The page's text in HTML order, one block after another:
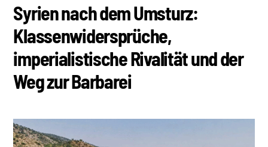
Syrien nach dem Umsturz:
Klassenwidersprüche,
imperialistische Rivalität und der
Weg zur Barbarei